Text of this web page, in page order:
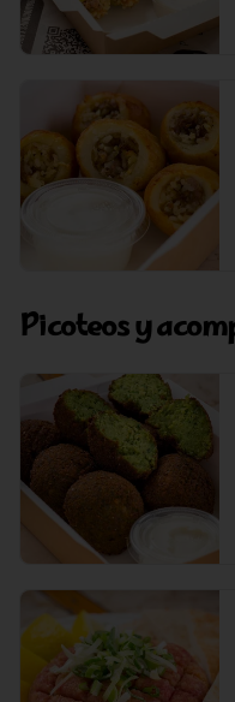
Picoteos y